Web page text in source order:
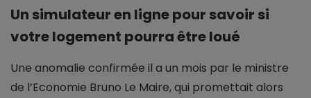
Un simulateur en ligne pour savoir si
votre logement pourra être loué
Une anomalie confirmée il a un mois par le ministre
de l’Economie Bruno Le Maire, qui promettait alors